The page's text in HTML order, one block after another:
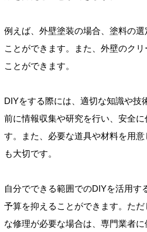
例えば、外壁塗装の場合、塗料の
ことができます。また、外壁のク
ことができます。
DIYをする際には、適切な知識や技
前に情報収集や研究を行い、安全
す。また、必要な道具や材料を用
も大切です。
自分でできる範囲でのDIYを活用す
予算を抑えることができます。た
な修理が必要な場合は、専門業者